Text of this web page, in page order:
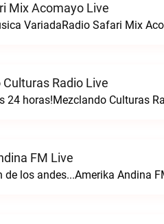
Mix Acomayo Live
VariadaRadio Safari Mix
Radio Live
24 horas!Mezclando Culturas
FM Live
de los andes...Amerika Andina